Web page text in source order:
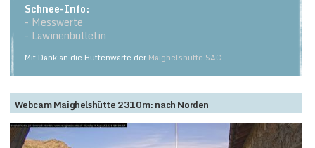
Schnee-Info:
- Messwerte
- Lawinenbulletin
Mit Dank an die Hüttenwarte der Maighelshütte SAC
Webcam Maighelshütte 2310m: nach Norden